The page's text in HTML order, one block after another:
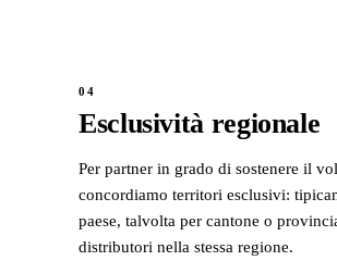
04
Esclusività regionale
Per partner in grado di sostenere il
concordiamo territori esclusivi:
paese, talvolta per cantone o
distributori nella stessa regione.